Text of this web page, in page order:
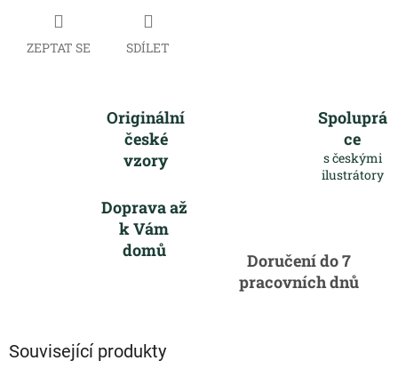
ZEPTAT SE SDÍLET
Originální
české
vzory
Spoluprá
ce
s českými
ilustrátory
Doprava až
k Vám
domů
Doručení do 7
pracovních dnů
Související produkty